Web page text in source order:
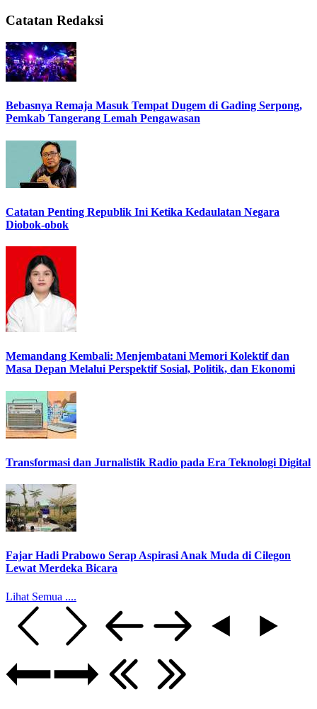
Catatan Redaksi
Bebasnya Remaja Masuk Tempat Dugem di Gading Serpong,
Pemkab Tangerang Lemah Pengawasan
Catatan Penting Republik Ini Ketika Kedaulatan Negara
Diobok-obok
Memandang Kembali: Menjembatani Memori Kolektif dan
Masa Depan Melalui Perspektif Sosial, Politik, dan Ekonomi
Transformasi dan Jurnalistik Radio pada Era Teknologi Digital
Fajar Hadi Prabowo Serap Aspirasi Anak Muda di Cilegon
Lewat Merdeka Bicara
Lihat Semua ....